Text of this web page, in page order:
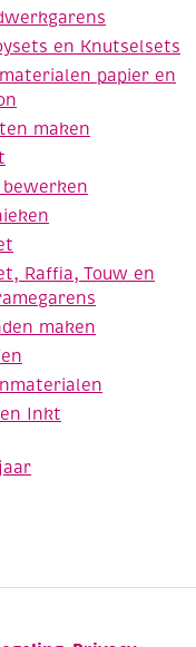
en Knutselsets
papier en
maken
bewerken
Raffia, Touw en
maken
Inkt